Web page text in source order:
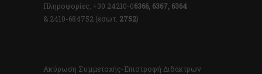
Πληροφορίες: +30 24210-06366, 6367, 6364
& 2410-684752 (εσωτ. 2752)
Ακύρωση Συμμετοχής-Επιστροφή Διδάκτρων